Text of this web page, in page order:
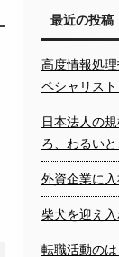
最近の投稿
高度情報処
ペシャリス
日本法人の
ろ、わるいと
外資企業に
柴犬を迎え入
転職活動の